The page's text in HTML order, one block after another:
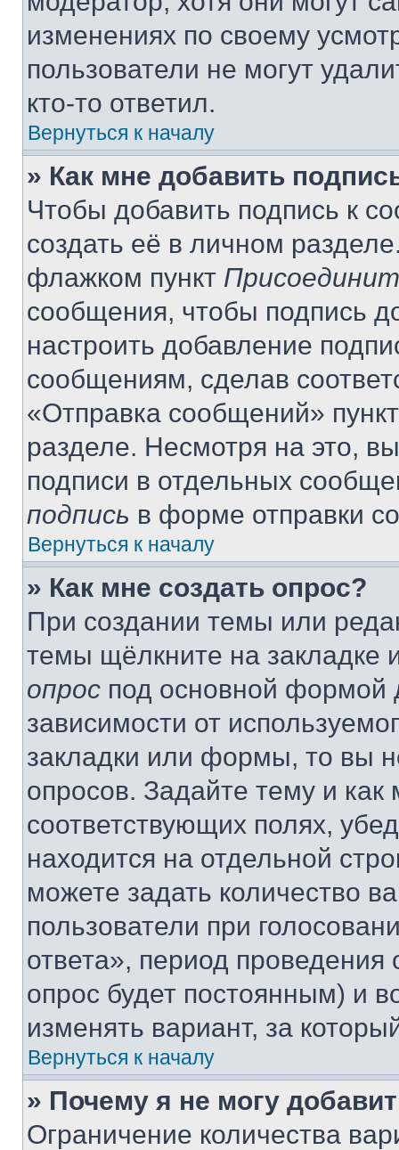
изменениях по своему
пользователи не могут
кто-то ответил.
Вернуться к началу
» Как мне добавить
Чтобы добавить подпись к
создать её в личном
флажком пункт
сообщения, чтобы подпись
настроить добавление
сообщениям, сделав
«Отправка сообщений»
разделе. Несмотря на это,
подписи в отдельных
подпись в форме отправки
Вернуться к началу
» Как мне создать опрос?
При создании темы или
темы щёлкните на
опрос под основной формой
зависимости от
закладки или формы, то вы
опросов. Задайте тему и
соответствующих полях,
находится на отдельной
можете задать количество
пользователи при
ответа», период проведения
опрос будет постоянным) и
изменять вариант, за
Вернуться к началу
» Почему я не могу
Ограничение количества